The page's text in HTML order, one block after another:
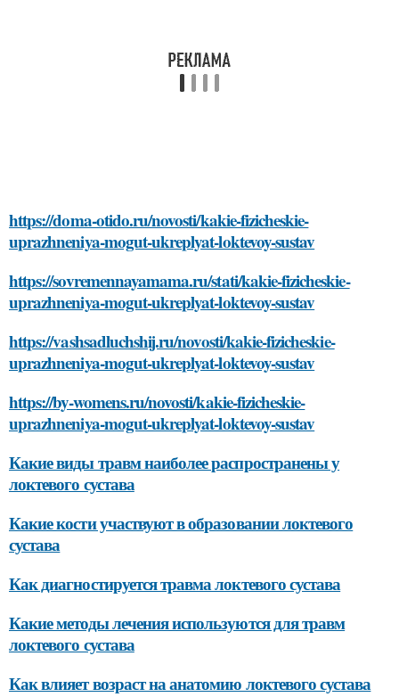
https://doma-otido.ru/novosti/kakie-fizicheskie-
uprazhneniya-mogut-ukreplyat-loktevoy-sustav
https://sovremennayamama.ru/stati/kakie-fizicheskie-
uprazhneniya-mogut-ukreplyat-loktevoy-sustav
https://vashsadluchshij.ru/novosti/kakie-fizicheskie-
uprazhneniya-mogut-ukreplyat-loktevoy-sustav
https://by-womens.ru/novosti/kakie-fizicheskie-
uprazhneniya-mogut-ukreplyat-loktevoy-sustav
Какие виды травм наиболее распространены у
локтевого сустава
Какие кости участвуют в образовании локтевого
сустава
Как диагностируется травма локтевого сустава
Какие методы лечения используются для травм
локтевого сустава
Как влияет возраст на анатомию локтевого сустава